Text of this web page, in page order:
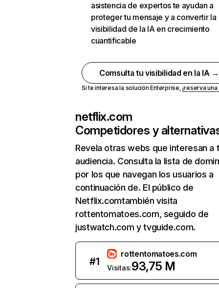
asistencia de expertos te ayudan a
proteger tu mensaje y a convertir la
visibilidad de la IA en crecimiento
cuantificable
Comsulta tu visibilidad en la IA →
Si te interesa la solución Enterprise,¡reserva
netflix.com
Competidores y
Revela otras webs que interesan a
audiencia. Consulta la lista de
por los que navegan los usuarios a
continuación de. El público de
Netflix.comtambién visita
rottentomatoes.com, seguido de
justwatch.com y tvguide.com.
#1
rottentomatoes.com
Visitas:93,75 M